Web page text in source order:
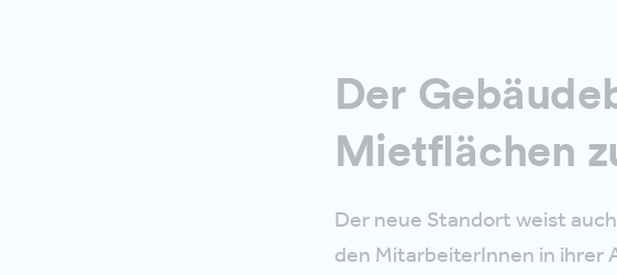
Der
Mietflächen
Der neue Standort weist
den MitarbeiterInnen in ihrer